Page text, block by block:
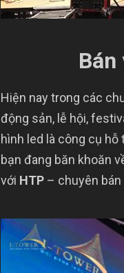
Bán
Hiện nay trong các
động sản, lễ hội,
hình led là công cụ
bạn đang băn khoăn
với HTP – chuyên bán